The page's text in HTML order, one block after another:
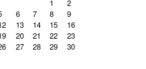
1
2
6 7 8
9
13 14 15
16
20 21 22
23
27 28 29
30